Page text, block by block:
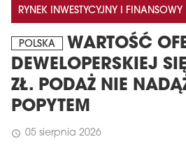
RYNEK INWESTYCYJNY I FINANSOWY
POLSKA
WARTOŚĆ
DEWELOPERSKIEJ
ZŁ. PODAŻ NIE
POPYTEM
schedule 05 sierpnia 2026
CZERWIEC 2026
Więcej w tym
Zamów